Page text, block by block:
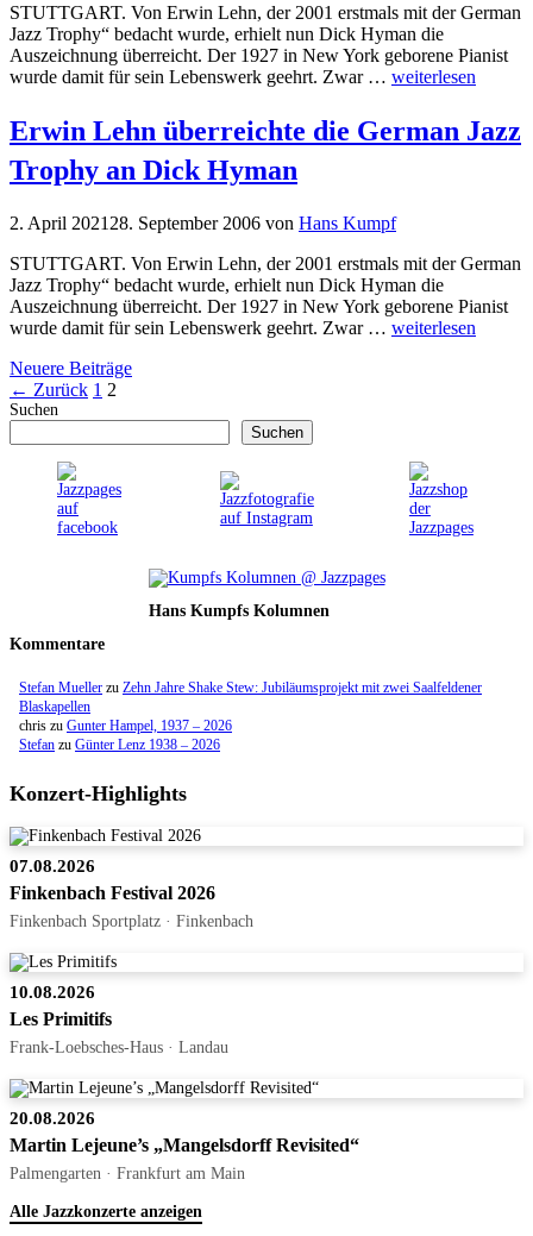
STUTTGART. Von Erwin Lehn, der 2001 erstmals mit der German
Jazz Trophy“ bedacht wurde, erhielt nun Dick Hyman die
Auszeichnung überreicht. Der 1927 in New York geborene Pianist
wurde damit für sein Lebenswerk geehrt. Zwar … weiterlesen
Erwin Lehn überreichte die German Jazz
Trophy an Dick Hyman
2. April 202128. September 2006 von Hans Kumpf
STUTTGART. Von Erwin Lehn, der 2001 erstmals mit der German
Jazz Trophy“ bedacht wurde, erhielt nun Dick Hyman die
Auszeichnung überreicht. Der 1927 in New York geborene Pianist
wurde damit für sein Lebenswerk geehrt. Zwar … weiterlesen
Neuere Beiträge
← Zurück Seite
1 Seite
2
Suchen
Suchen
Hans Kumpfs Kolumnen
Kommentare
Stefan Mueller zu Zehn Jahre Shake Stew: Jubiläumsprojekt mit zwei Saalfeldener
Blaskapellen
chris zu Gunter Hampel, 1937 – 2026
Stefan zu Günter Lenz 1938 – 2026
Konzert-Highlights
07.08.2026
Finkenbach Festival 2026
Finkenbach Sportplatz · Finkenbach
10.08.2026
Les Primitifs
Frank-Loebsches-Haus · Landau
20.08.2026
Martin Lejeune’s „Mangelsdorff Revisited“
Palmengarten · Frankfurt am Main
Alle Jazzkonzerte anzeigen